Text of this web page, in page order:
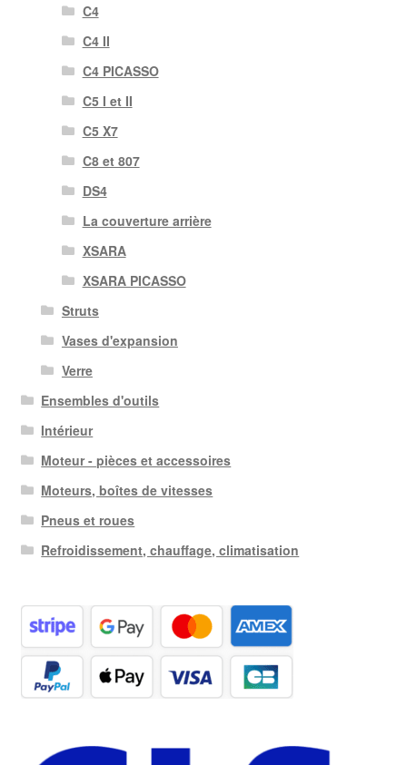
C4
C4 II
C4 PICASSO
C5 I et II
C5 X7
C8 et 807
DS4
La couverture arrière
XSARA
XSARA PICASSO
Struts
Vases d'expansion
Verre
Ensembles d'outils
Intérieur
Moteur - pièces et accessoires
Moteurs, boîtes de vitesses
Pneus et roues
Refroidissement, chauffage, climatisation